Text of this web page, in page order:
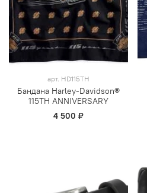
арт. HD115TH
Бандана Harley-Davidson®
115TH ANNIVERSARY
4 500 ₽